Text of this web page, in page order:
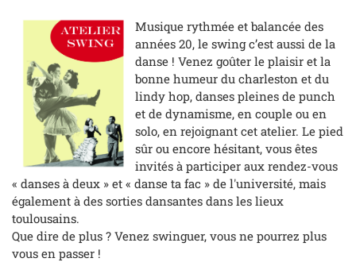
Musique rythmée et balancée des
années 20, le swing c’est aussi de la
danse ! Venez goûter le plaisir et la
bonne humeur du charleston et du
lindy hop, danses pleines de punch
et de dynamisme, en couple ou en
solo, en rejoignant cet atelier. Le pied
sûr ou encore hésitant, vous êtes
invités à participer aux rendez-vous
« danses à deux » et « danse ta fac » de l'université, mais
également à des sorties dansantes dans les lieux
toulousains.
Que dire de plus ? Venez swinguer, vous ne pourrez plus
vous en passer !